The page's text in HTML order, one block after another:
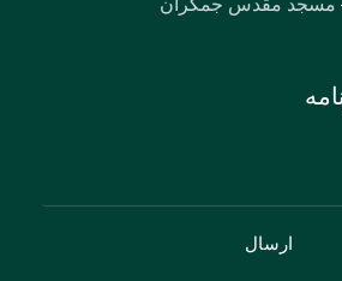
ارسال